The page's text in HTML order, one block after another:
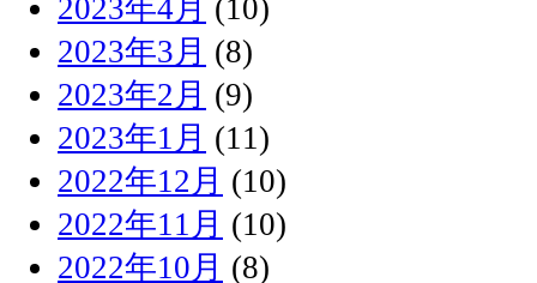
2023年4月 (10)
2023年3月 (8)
2023年2月 (9)
2023年1月 (11)
2022年12月 (10)
2022年11月 (10)
2022年10月 (8)